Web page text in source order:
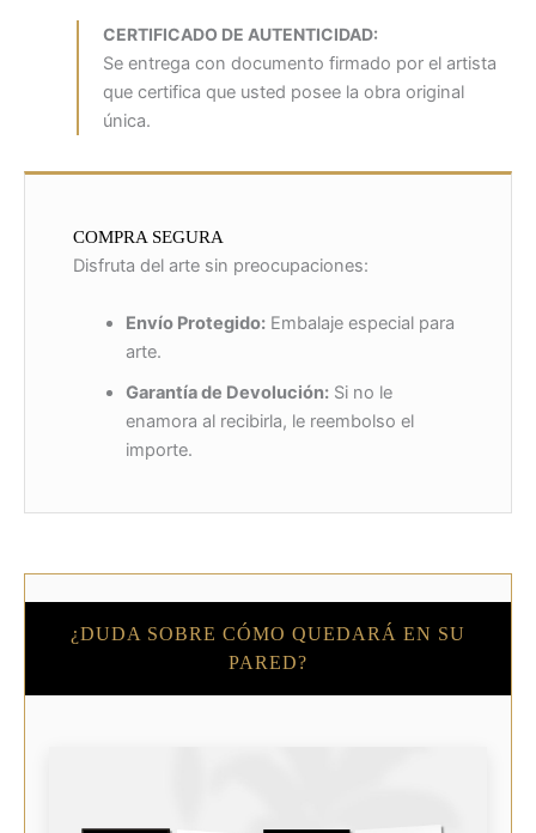
CERTIFICADO DE AUTENTICIDAD:
Se entrega con documento firmado por el artista
que certifica que usted posee la obra original
única.
COMPRA SEGURA
Disfruta del arte sin preocupaciones:
Envío Protegido:Embalaje especial para
arte.
Garantía de Devolución:Si no le
enamora al recibirla, le reembolso el
importe.
¿DUDA SOBRE CÓMO QUEDARÁ EN SU
PARED?